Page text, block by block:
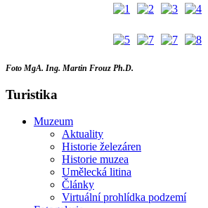
Foto MgA. Ing. Martin Frouz Ph.D.
Turistika
Muzeum
Aktuality
Historie železáren
Historie muzea
Umělecká litina
Články
Virtuální prohlídka podzemí